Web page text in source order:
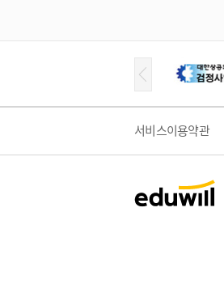
서비스이용약관